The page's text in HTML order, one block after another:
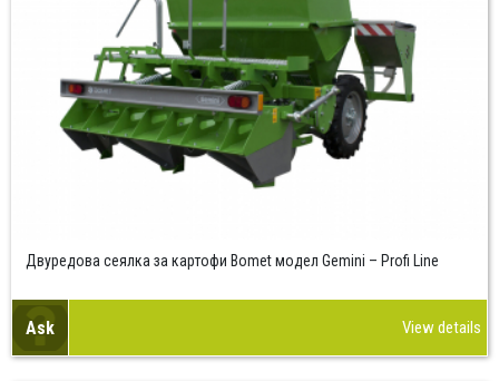
Двуредова сеялка за картофи Bomet модел Gemini – Profi Line
Ask View details